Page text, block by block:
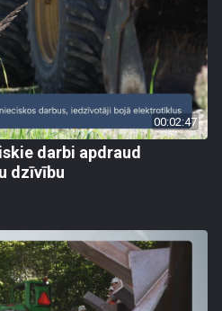
00:02:47
darbi apdraud
dzīvību